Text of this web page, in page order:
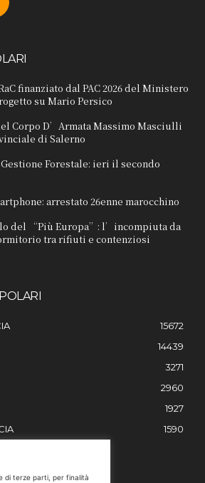
finanziato dal PAC 2026 del Ministero
su Mario Persico
Corpo D’Armata Massimo Masciulli
di Salerno
Forestale: ieri il secondo
arrestato 26enne marocchino
del “Più Europa”: l’incompiuta da
tra rifiuti e contenziosi
15672
14439
3271
2960
1927
1590
di terze parti, per finalità